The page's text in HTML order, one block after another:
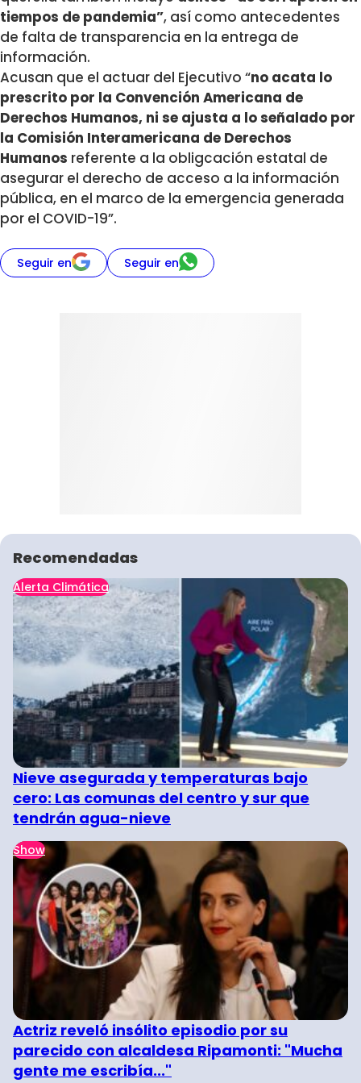
tiempos de pandemia”, así como antecedentes
de falta de transparencia en la entrega de
información.
Acusan que el actuar del Ejecutivo “no acata lo
prescrito por la Convención Americana de
Derechos Humanos, ni se ajusta a lo señalado por
la Comisión Interamericana de Derechos
Humanos referente a la obligcación estatal de
asegurar el derecho de acceso a la información
pública, en el marco de la emergencia generada
por el COVID-19”.
Seguir en Seguir en
Recomendadas
Alerta Climática
Nieve asegurada y temperaturas bajo
cero: Las comunas del centro y sur que
tendrán agua-nieve
Show
Actriz reveló insólito episodio por su
parecido con alcaldesa Ripamonti: "Mucha
gente me escribía..."